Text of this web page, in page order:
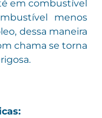
em combustível
menos
dessa maneira
chama se torna